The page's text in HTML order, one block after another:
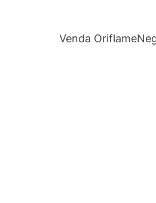
Venda Oriflame